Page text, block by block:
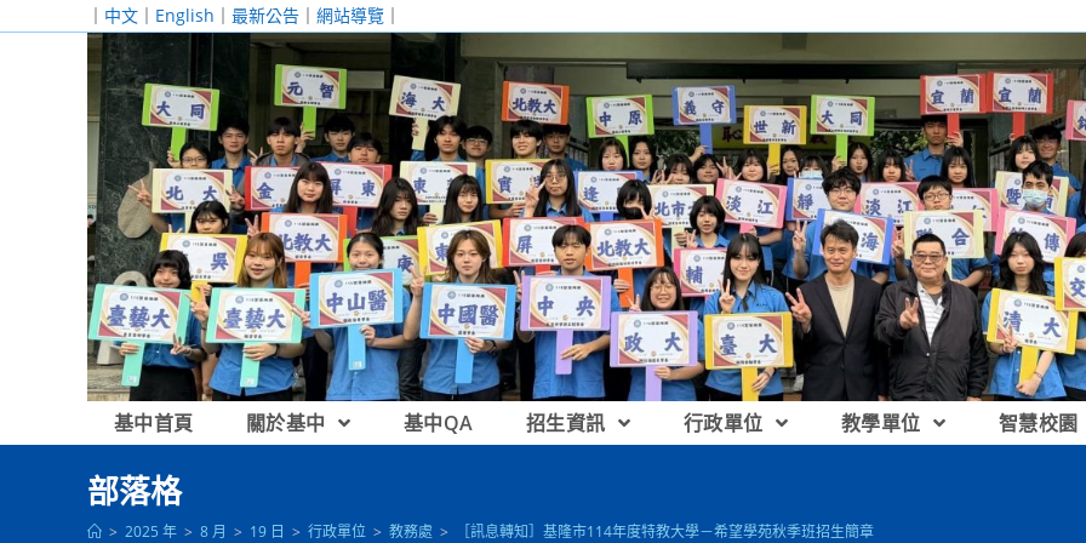
｜ 中文 ｜ English ｜ 最新公告 ｜ 網站導覽 ｜
基中首頁 關於基中 基中QA 招生資訊 行政單位 教學單位 智慧校園
部落格
> 2025 年 > 8 月 > 19 日 > 行政單位 > 教務處 > ［訊息轉知］基隆市114年度特教大學－希望學苑秋季班招生簡章